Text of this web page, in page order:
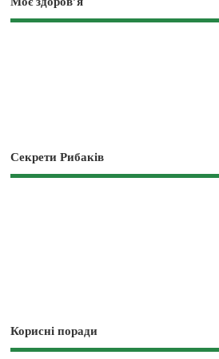
Секрети Рибаків
Корисні поради